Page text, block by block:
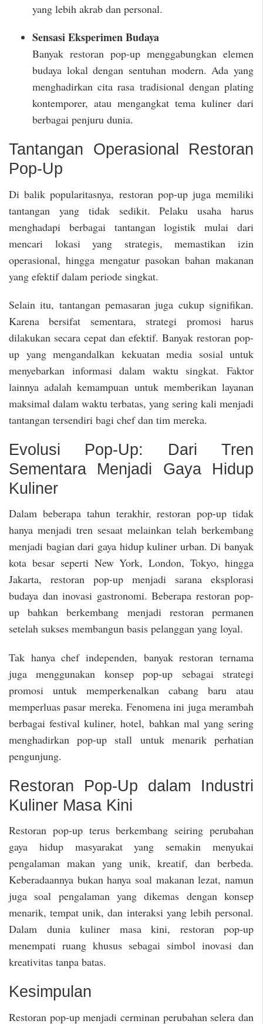
yang lebih akrab dan personal.
Sensasi Eksperimen Budaya
Banyak restoran pop-up menggabungkan elemen
budaya lokal dengan sentuhan modern. Ada yang
menghadirkan cita rasa tradisional dengan plating
kontemporer, atau mengangkat tema kuliner dari
berbagai penjuru dunia.
Tantangan Operasional Restoran
Pop-Up
Di balik popularitasnya, restoran pop-up juga memiliki
tantangan yang tidak sedikit. Pelaku usaha harus
menghadapi berbagai tantangan logistik mulai dari
mencari lokasi yang strategis, memastikan izin
operasional, hingga mengatur pasokan bahan makanan
yang efektif dalam periode singkat.
Selain itu, tantangan pemasaran juga cukup signifikan.
Karena bersifat sementara, strategi promosi harus
dilakukan secara cepat dan efektif. Banyak restoran pop-
up yang mengandalkan kekuatan media sosial untuk
menyebarkan informasi dalam waktu singkat. Faktor
lainnya adalah kemampuan untuk memberikan layanan
maksimal dalam waktu terbatas, yang sering kali menjadi
tantangan tersendiri bagi chef dan tim mereka.
Evolusi Pop-Up: Dari Tren
Sementara Menjadi Gaya Hidup
Kuliner
Dalam beberapa tahun terakhir, restoran pop-up tidak
hanya menjadi tren sesaat melainkan telah berkembang
menjadi bagian dari gaya hidup kuliner urban. Di banyak
kota besar seperti New York, London, Tokyo, hingga
Jakarta, restoran pop-up menjadi sarana eksplorasi
budaya dan inovasi gastronomi. Beberapa restoran pop-
up bahkan berkembang menjadi restoran permanen
setelah sukses membangun basis pelanggan yang loyal.
Tak hanya chef independen, banyak restoran ternama
juga menggunakan konsep pop-up sebagai strategi
promosi untuk memperkenalkan cabang baru atau
memperluas pasar mereka. Fenomena ini juga merambah
berbagai festival kuliner, hotel, bahkan mal yang sering
menghadirkan pop-up stall untuk menarik perhatian
pengunjung.
Restoran Pop-Up dalam Industri
Kuliner Masa Kini
Restoran pop-up terus berkembang seiring perubahan
gaya hidup masyarakat yang semakin menyukai
pengalaman makan yang unik, kreatif, dan berbeda.
Keberadaannya bukan hanya soal makanan lezat, namun
juga soal pengalaman yang dikemas dengan konsep
menarik, tempat unik, dan interaksi yang lebih personal.
Dalam dunia kuliner masa kini, restoran pop-up
menempati ruang khusus sebagai simbol inovasi dan
kreativitas tanpa batas.
Kesimpulan
Restoran pop-up menjadi cerminan perubahan selera dan